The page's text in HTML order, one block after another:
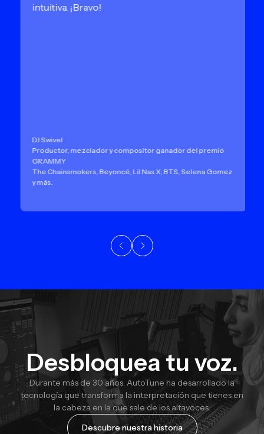
intuitiva. ¡Bravo!
DJ Swivel
Productor, mezclador y compositor ganador del premio
GRAMMY
The Chainsmokers, Beyoncé, Lil Nas X, BTS, Selena Gomez
y más.
Desbloquea tu voz.
Durante más de 30 años, AutoTune ha desarrollado la
tecnología que transforma la interpretación que tienes en
la cabeza en la que sale de los altavoces.
Descubre nuestra historia